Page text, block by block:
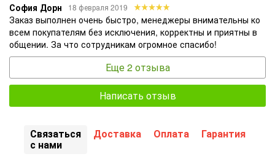
София Дорн
18 февраля 2019
Заказ выполнен очень быстро, менеджеры внимательны ко
всем покупателям без исключения, корректны и приятны в
общении. За что сотрудникам огромное спасибо!
Еще 2 отзыва
Написать отзыв
Связаться
с нами
Доставка Оплата Гарантия